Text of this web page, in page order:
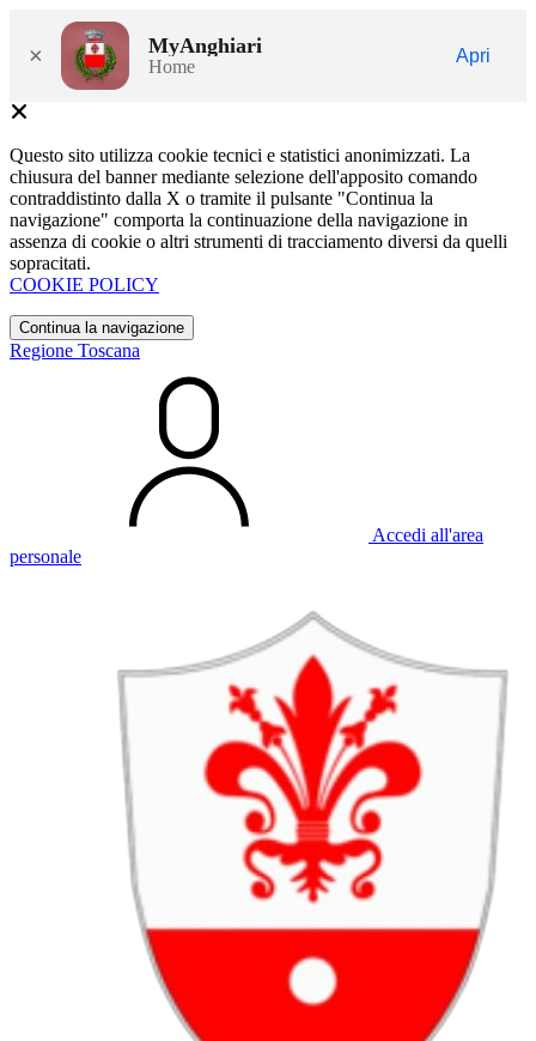
× MyAnghiari
Home
Apri
Questo sito utilizza cookie tecnici e statistici anonimizzati. La
chiusura del banner mediante selezione dell'apposito comando
contraddistinto dalla X o tramite il pulsante "Continua la
navigazione" comporta la continuazione della navigazione in
assenza di cookie o altri strumenti di tracciamento diversi da quelli
sopracitati.
COOKIE POLICY
Continua la navigazione
Regione Toscana
Accedi all'area
personale